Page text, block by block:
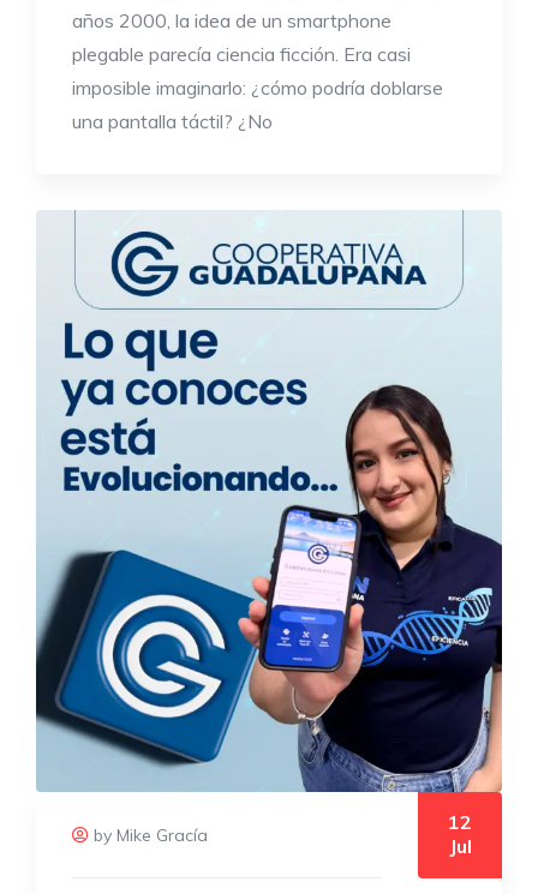
años 2000, la idea de un smartphone
plegable parecía ciencia ficción. Era casi
imposible imaginarlo: ¿cómo podría doblarse
una pantalla táctil? ¿No
by Mike Gracía
12
Jul